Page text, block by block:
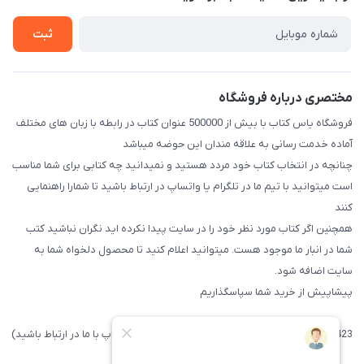
ثبت
مختصری درباره فروشگاه
فروشگاه یاس کتاب با بیش از 500000 عنوان کتاب در رابطه با زبان های مختلف
آماده خدمت رسانی به علاقه مندان این حوضه میباشد
چنانچه در انتخاب کتاب خود مردد هستید و نمیدانید چه کتابی برای شما مناسب
است میتوانید با تیم ما در تلگرام یا واتساپ در ارتباط باشید تا شما‌را راهنمایی
کنند
همچنین اگر کتاب مورد نظر خود را در سایت پیدا نکرده اید نگران نباشید کتب
شما در انبار ما موجود هست. میتوانید اعلام کنید تا محصول دلخواه شما به
سایت اضافه شود.
پیشاپیش از خرید شما سپاسگذاریم
09371742423 (لطفا فقط پیامک داده و یا از طریق واتساپ با ما در ارتباط باشید)